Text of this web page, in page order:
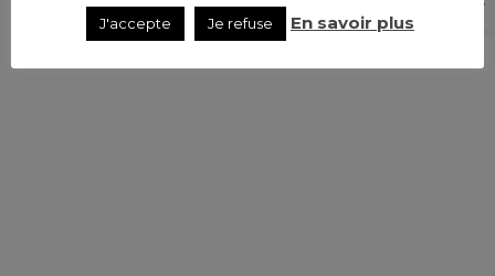
J'accepte Je refuse En savoir plus